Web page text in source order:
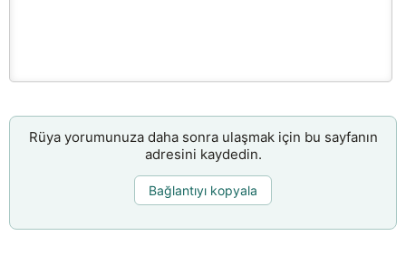
Rüya yorumunuza daha sonra ulaşmak için bu sayfanın
adresini kaydedin.
Bağlantıyı kopyala